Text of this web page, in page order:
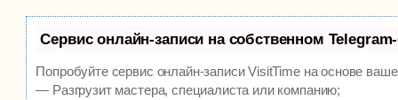
Сервис онлайн-записи на собственном
Попробуйте сервис онлайн-записи VisitTime на основе
— Разгрузит мастера, специалиста или компанию;